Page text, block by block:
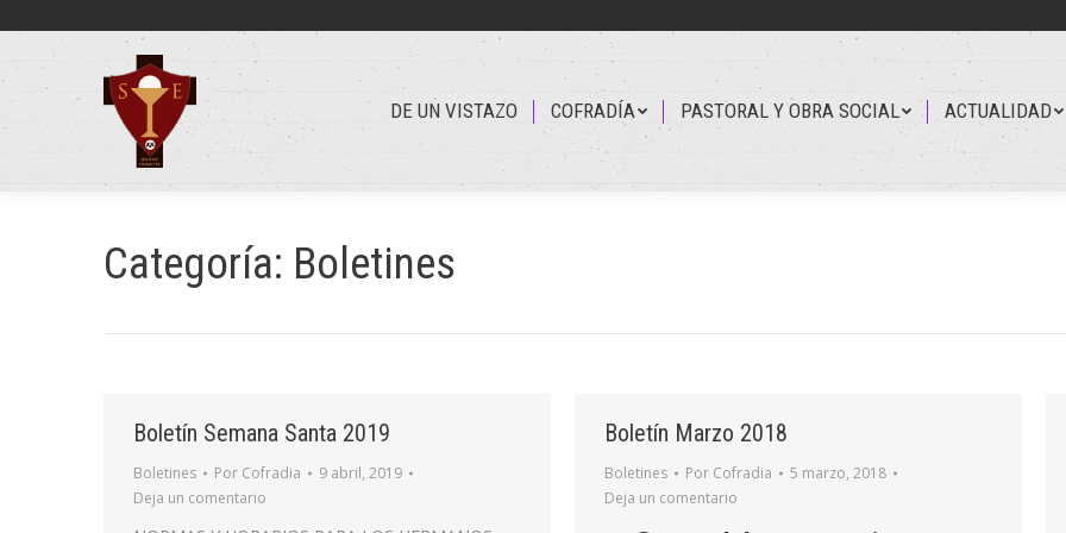
DE UN VISTAZO COFRADÍA PASTORAL Y OBRA SOCIAL ACTUALIDAD
Categoría: Boletines
Boletín Semana Santa 2019
Boletines Por Cofradia
9 abril, 2019
Deja un comentario
Boletín Marzo 2018
Boletines Por Cofradia
5 marzo, 2018
Deja un comentario
DE UN VISTAZO COFRADÍA PASTORAL Y OBRA SOCIAL ACTUALIDAD